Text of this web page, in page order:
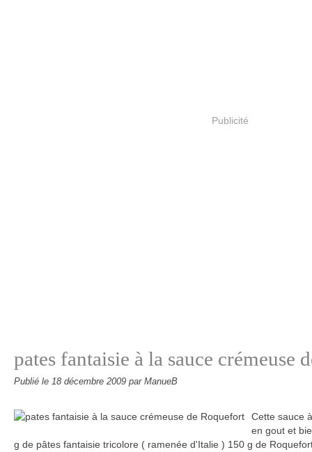
Publicité
pates fantaisie à la sauce crémeuse
Publié le 18 décembre 2009 par ManueB
Cette sauce
en gout et
g de pâtes fantaisie tricolore ( ramenée d'Italie ) 150 g de